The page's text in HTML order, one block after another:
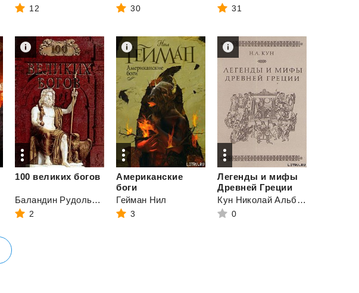
12 30 31
100 великих богов
Баландин Рудольф Константинович
2
Американские
боги
Гейман Нил
3
Легенды и мифы
Древней Греции
Кун Николай Альбертович
0